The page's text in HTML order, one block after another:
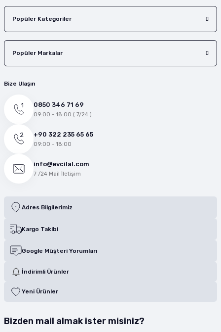
Popüler Kategoriler
Popüler Markalar
Bize Ulaşın
0850 346 71 69
09:00 - 18:00 ( 7/24 )
+90 322 235 65 65
09:00 - 18:00
info@evcilal.com
7 /24 Mail İletişim
Adres Bilgilerimiz
Kargo Takibi
Google Müşteri Yorumları
İndirimli Ürünler
Yeni Ürünler
Bizden mail almak ister misiniz?